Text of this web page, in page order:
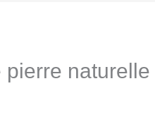
naturelle